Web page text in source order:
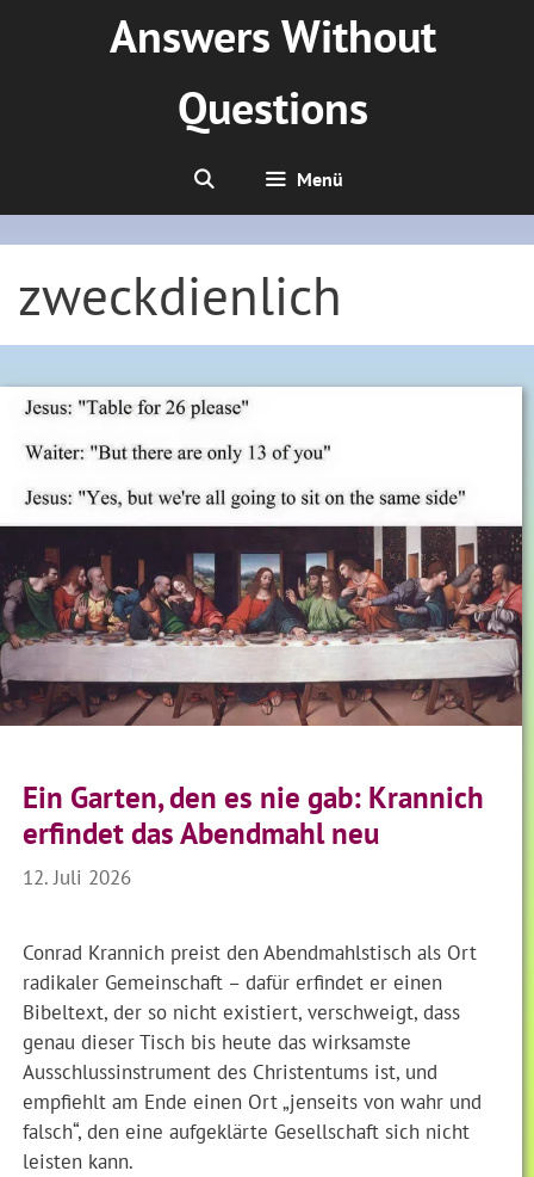
Answers Without
Questions
Menü
zweckdienlich
Ein Garten, den es nie gab: Krannich
erfindet das Abendmahl neu
12. Juli 2026
Conrad Krannich preist den Abendmahlstisch als Ort
radikaler Gemeinschaft – dafür erfindet er einen
Bibeltext, der so nicht existiert, verschweigt, dass
genau dieser Tisch bis heute das wirksamste
Ausschlussinstrument des Christentums ist, und
empfiehlt am Ende einen Ort „jenseits von wahr und
falsch“, den eine aufgeklärte Gesellschaft sich nicht
leisten kann.